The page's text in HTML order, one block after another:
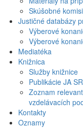
Skúšobné
Justičné databázy
Výberové
Výberové
Mediatéka
Knižnica
Služby knižnice
Publikácie JA SR
Zoznam
vzdelávacích
Kontakty
Oznamy